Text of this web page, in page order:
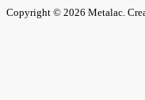
Copyright © 2026 Metalac.